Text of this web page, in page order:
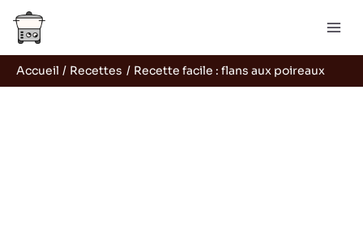
Aller
contenu
Accueil
Recettes Recette facile : flans aux poireaux
Rechercher